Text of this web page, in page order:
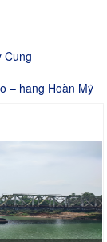
Cung
– hang Hoàn Mỹ